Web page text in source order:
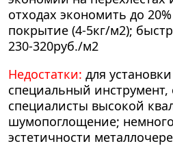
отходах экономить до
покрытие (4-5кг/м2);
230-320руб./м2
Недостатки: для
специальный инструмент,
специалисты высокой
шумопоглощение; немного
эстетичности